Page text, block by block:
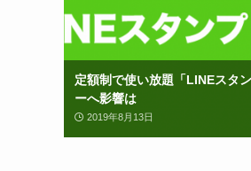
定額制で使い放題「LINEスタ
ーへ影響は
2019年8月13日